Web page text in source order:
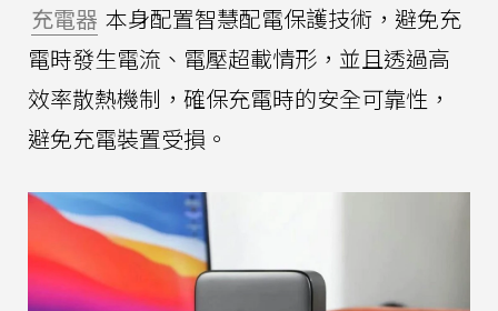
充電器 本身配置智慧配電保護技術，避免充
電時發生電流、電壓超載情形，並且透過高
效率散熱機制，確保充電時的安全可靠性，
避免充電裝置受損。